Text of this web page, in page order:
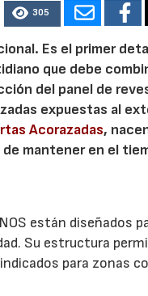
305
Es el primer
que debe
del panel de
expuestas al
Acorazadas,
mantener en el
están diseñados
Su estructura
para zonas